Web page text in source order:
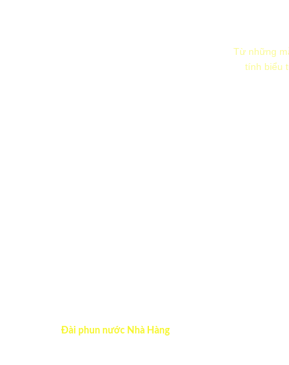
Từ những
tính biểu
Đài phun nước Nhà Hàng